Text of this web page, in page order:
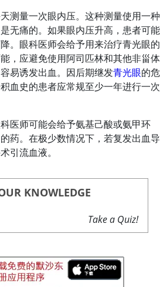
测量一次眼内压。这种测量使用一种
无痛的。如果眼内压升高，患者可能
。眼科医师会给予用来治疗青光眼的
，应避免使用阿司匹林和其他非甾体
易诱发出血。因后期继发青光眼的危
血史的患者应常规至少一年进行一次
医师可能会给予氨基己酸或氨甲环
药。在极少数情况下，若复发出血导
引流血液。
KNOWLEDGE
Take a Quiz!